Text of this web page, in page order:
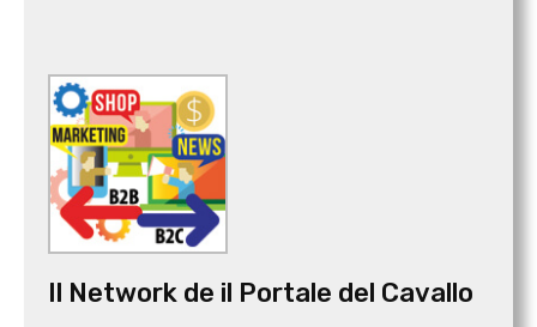
Il Network de il Portale del Cavallo